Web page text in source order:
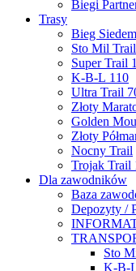
Biegi
Trasy
Bieg
Sto Mil
Super Trail
K-B-L 110
Ultra Trail
Złoty
Golden
Złoty
Nocny Trail
Trojak Trail
Dla zawodników
Baza
Depozyty /
Sto
K-B-